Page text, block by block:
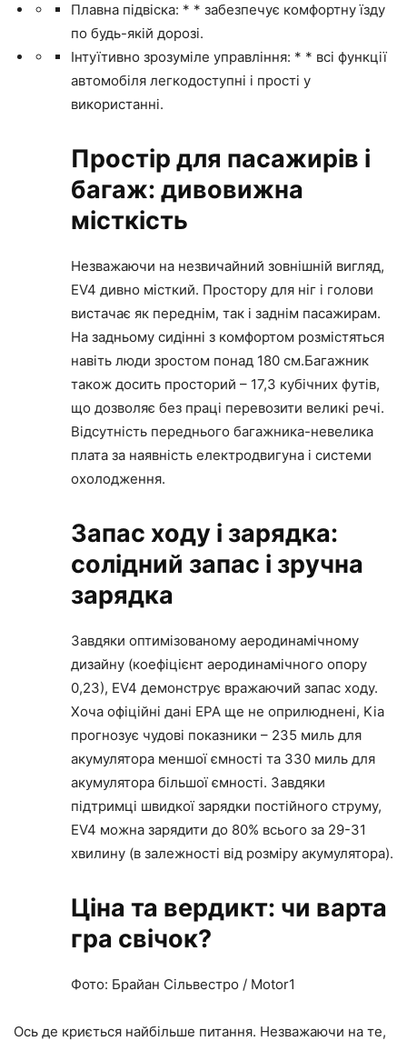
Плавна підвіска: * * забезпечує комфортну їзду
по будь-якій дорозі.
Інтуїтивно зрозуміле управління: * * всі функції
автомобіля легкодоступні і прості у
використанні.
Простір для пасажирів і
багаж: дивовижна
місткість
Незважаючи на незвичайний зовнішній вигляд,
EV4 дивно місткий. Простору для ніг і голови
вистачає як переднім, так і заднім пасажирам.
На задньому сидінні з комфортом розмістяться
навіть люди зростом понад 180 см.Багажник
також досить просторий – 17,3 кубічних футів,
що дозволяє без праці перевозити великі речі.
Відсутність переднього багажника-невелика
плата за наявність електродвигуна і системи
охолодження.
Запас ходу і зарядка:
солідний запас і зручна
зарядка
Завдяки оптимізованому аеродинамічному
дизайну (коефіцієнт аеродинамічного опору
0,23), EV4 демонструє вражаючий запас ходу.
Хоча офіційні дані EPA ще не оприлюднені, Kia
прогнозує чудові показники – 235 миль для
акумулятора меншої ємності та 330 миль для
акумулятора більшої ємності. Завдяки
підтримці швидкої зарядки постійного струму,
EV4 можна зарядити до 80% всього за 29-31
хвилину (в залежності від розміру акумулятора).
Ціна та вердикт: чи варта
гра свічок?
Фото: Брайан Сільвестро / Motor1
Ось де криється найбільше питання. Незважаючи на те,